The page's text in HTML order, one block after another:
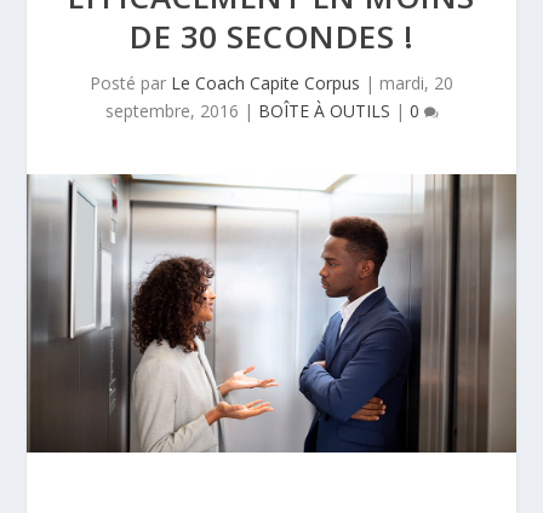
DE 30 SECONDES !
Posté par Le Coach Capite Corpus | mardi, 20
septembre, 2016 | BOÎTE À OUTILS | 0